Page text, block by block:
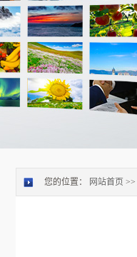
您的位置： 网站首页 >>